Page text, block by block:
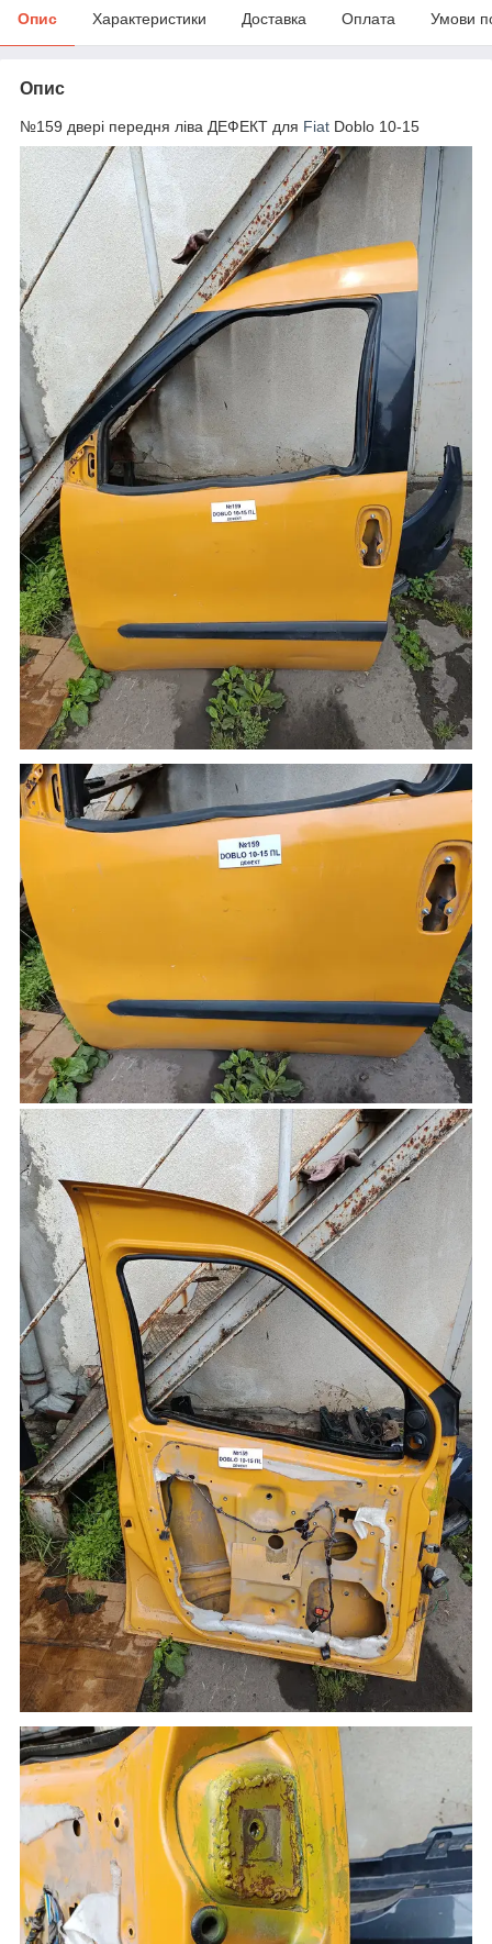
Опис Характеристики Доставка Оплата Умови
Опис
№159 двері передня ліва ДЕФЕКТ для Fiat Doblo 10-15